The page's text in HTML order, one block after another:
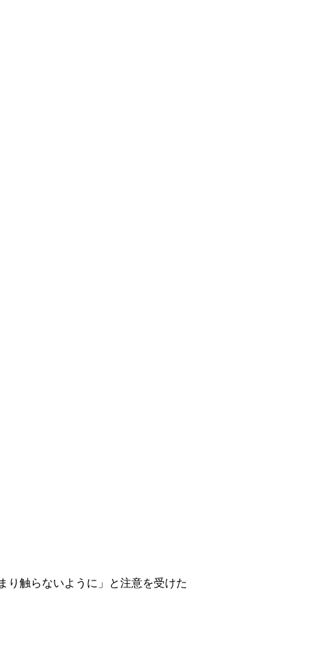
り触らないように」と注意を受けた